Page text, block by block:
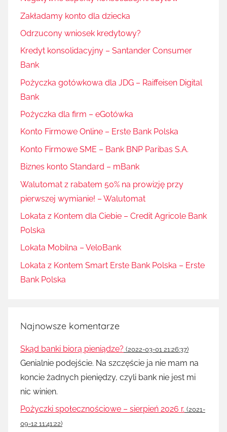
Zakładamy konto dla dziecka
Odrzucony wniosek kredytowy?
Kredyt konsolidacyjny – Santander Consumer
Bank
Pożyczka gotówkowa dla JDG – Raiffeisen Digital
Bank
Pożyczka dla firm – eGotówka
Konto Firmowe Online – Erste Bank Polska
Konto Firmowe SME – Bank BNP Paribas S.A.
Biznes konto Standard – mBank
Walutomat z rabatem 50% na prowizję przy
pierwszej wymianie! – Walutomat
Lokata z Kontem dla Ciebie – Credit Agricole Bank
Polska
Lokata Mobilna – VeloBank
Lokata z Kontem Smart Erste Bank Polska – Erste
Bank Polska
Najnowsze komentarze
Skąd banki biorą pieniądze? (2022-03-01 21:26:37)
Genialnie podejście. Na szczęście ja nie mam na
koncie żadnych pieniędzy, czyli bank nie jest mi
nic winien.
Pożyczki społecznościowe – sierpień 2026 r. (2021-
09-12 11:41:22)